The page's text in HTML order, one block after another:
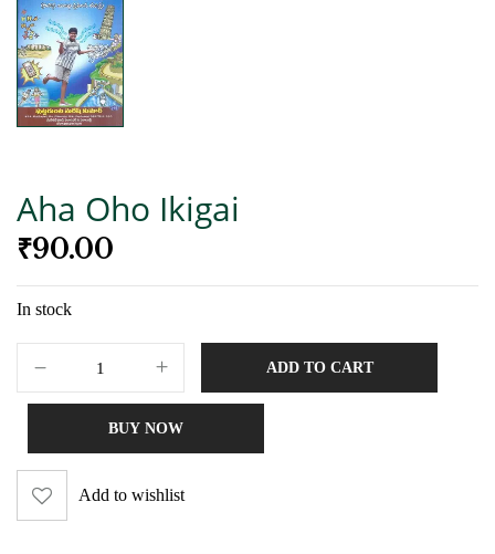
Aha Oho Ikigai
₹90.00
In stock
ADD TO CART
BUY NOW
Add to wishlist